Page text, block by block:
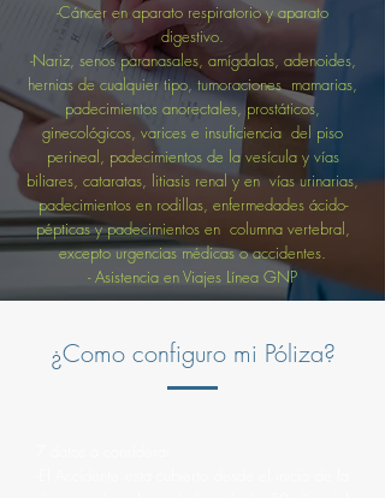
-Cáncer en aparato respiratorio y aparato
digestivo.
-Nariz, senos paranasales, amígdalas, adenoides,
hernias de cualquier tipo, tumoraciones mamarias,
padecimientos anorectales, prostáticos,
ginecológicos, varices e insuficiencia del piso
perineal, padecimientos de la vesícula y vías
biliares, cataratas, litiasis renal y en vías urinarias,
padecimientos en rodillas, enfermedades ácido-
pépticas y padecimientos en columna vertebral,
excepto urgencias médicas o accidentes.
- Asistencia en Viajes Línea GNP
¿Como configuro mi Póliza?